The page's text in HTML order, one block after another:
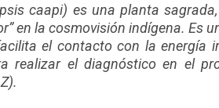
caapi) es una planta
en la cosmovisión indígena. Es
el contacto con la energía
realizar el diagnóstico en el